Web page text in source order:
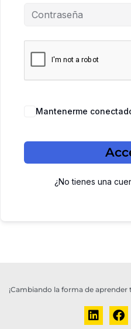
Mantenerme
¿No tienes una
¡Cambiando la forma de